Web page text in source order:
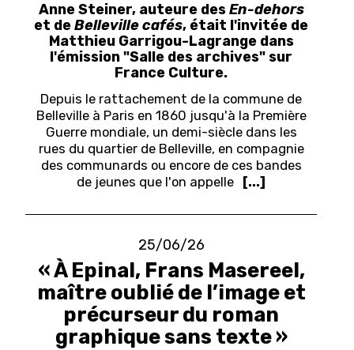
Anne Steiner, auteure des En-dehors
et deBelleville cafés, était l'invitée de
Matthieu Garrigou-Lagrange dans
l'émission "Salle des archives" sur
France Culture.
Depuis le rattachement de la commune de
Belleville à Paris en 1860 jusqu'à la Première
Guerre mondiale, un demi-siècle dans les
rues du quartier de Belleville, en compagnie
des communards ou encore de ces bandes
de jeunes que l'on appelle
[...]
25/06/26
« À Epinal, Frans Masereel,
maître oublié de l’image et
précurseur du roman
graphique sans texte »